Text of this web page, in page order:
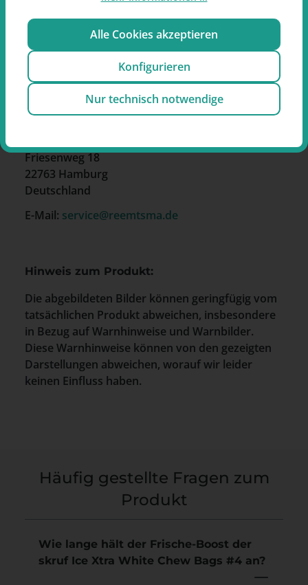
Portionsbeutel ausgeführt.
Hersteller
Friesenweg 18
22763 Hamburg
Deutschland
E-Mail: service@reemtsma.de
Hinweis zum Produkt:
Die abgebildeten Bilder können geringfügig vom
tatsächlichen Produkt abweichen, insbesondere
in Bezug auf Warnhinweise und Warnbilder.
Diese Warnhinweise können von den gezeigten
Darstellungen abweichen, worauf wir leider
keinen Einfluss haben.
Häufig gestellte Fragen zum
Produkt
Wie lange hält der Frische-Boost der
skruf Ice Xtra White Chew Bags #4 an?
Alle Cookies akzeptieren
Konfigurieren
Nur technisch notwendige